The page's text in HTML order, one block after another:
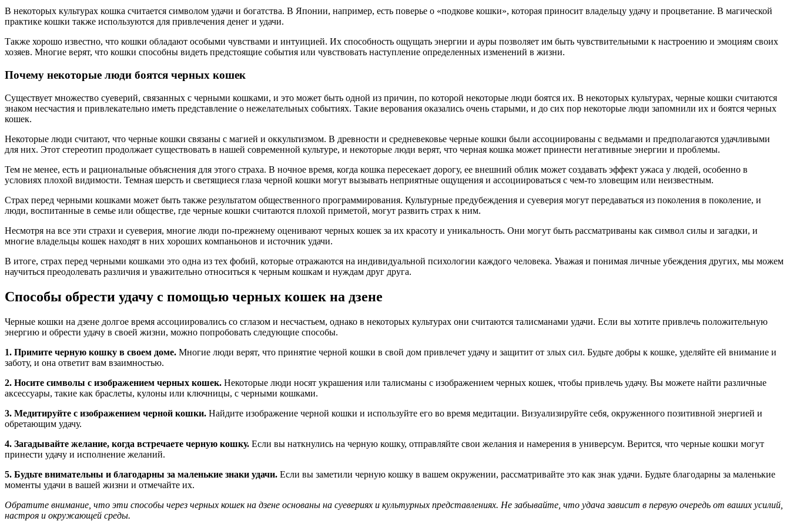
В некоторых культурах кошка считается символом удачи и богатства. В Японии, например, есть поверье о «подкове кошки», которая приносит владельцу удачу и процветание. В магической
практике кошки также используются для привлечения денег и удачи.
Также хорошо известно, что кошки обладают особыми чувствами и интуицией. Их способность ощущать энергии и ауры позволяет им быть чувствительными к настроению и эмоциям своих
хозяев. Многие верят, что кошки способны видеть предстоящие события или чувствовать наступление определенных изменений в жизни.
Почему некоторые люди боятся черных кошек
Существует множество суеверий, связанных с черными кошками, и это может быть одной из причин, по которой некоторые люди боятся их. В некоторых культурах, черные кошки считаются
знаком несчастия и привлекательно иметь представление о нежелательных событиях. Такие верования оказались очень старыми, и до сих пор некоторые люди запомнили их и боятся черных
кошек.
Некоторые люди считают, что черные кошки связаны с магией и оккультизмом. В древности и средневековье черные кошки были ассоциированы с ведьмами и предполагаются удачливыми
для них. Этот стереотип продолжает существовать в нашей современной культуре, и некоторые люди верят, что черная кошка может принести негативные энергии и проблемы.
Тем не менее, есть и рациональные объяснения для этого страха. В ночное время, когда кошка пересекает дорогу, ее внешний облик может создавать эффект ужаса у людей, особенно в
условиях плохой видимости. Темная шерсть и светящиеся глаза черной кошки могут вызывать неприятные ощущения и ассоциироваться с чем-то зловещим или неизвестным.
Страх перед черными кошками может быть также результатом общественного программирования. Культурные предубеждения и суеверия могут передаваться из поколения в поколение, и
люди, воспитанные в семье или обществе, где черные кошки считаются плохой приметой, могут развить страх к ним.
Несмотря на все эти страхи и суеверия, многие люди по-прежнему оценивают черных кошек за их красоту и уникальность. Они могут быть рассматриваны как символ силы и загадки, и
многие владельцы кошек находят в них хороших компаньонов и источник удачи.
В итоге, страх перед черными кошками это одна из тех фобий, которые отражаются на индивидуальной психологии каждого человека. Уважая и понимая личные убеждения других, мы можем
научиться преодолевать различия и уважительно относиться к черным кошкам и нуждам друг друга.
Способы обрести удачу с помощью черных кошек на дзене
Черные кошки на дзене долгое время ассоциировались со сглазом и несчастьем, однако в некоторых культурах они считаются талисманами удачи. Если вы хотите привлечь положительную
энергию и обрести удачу в своей жизни, можно попробовать следующие способы.
1. Примите черную кошку в своем доме. Многие люди верят, что принятие черной кошки в свой дом привлечет удачу и защитит от злых сил. Будьте добры к кошке, уделяйте ей внимание и
заботу, и она ответит вам взаимностью.
2. Носите символы с изображением черных кошек. Некоторые люди носят украшения или талисманы с изображением черных кошек, чтобы привлечь удачу. Вы можете найти различные
аксессуары, такие как браслеты, кулоны или ключницы, с черными кошками.
3. Медитируйте с изображением черной кошки. Найдите изображение черной кошки и используйте его во время медитации. Визуализируйте себя, окруженного позитивной энергией и
обретающим удачу.
4. Загадывайте желание, когда встречаете черную кошку. Если вы наткнулись на черную кошку, отправляйте свои желания и намерения в универсум. Верится, что черные кошки могут
принести удачу и исполнение желаний.
5. Будьте внимательны и благодарны за маленькие знаки удачи. Если вы заметили черную кошку в вашем окружении, рассматривайте это как знак удачи. Будьте благодарны за маленькие
моменты удачи в вашей жизни и отмечайте их.
Обратите внимание, что эти способы через черных кошек на дзене основаны на суевериях и культурных представлениях. Не забывайте, что удача зависит в первую очередь от ваших усилий,
настроя и окружающей среды.